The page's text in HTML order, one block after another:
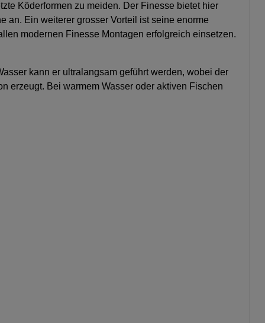
Köderformen zu meiden. Der Finesse bietet hier
an. Ein weiterer grosser Vorteil ist seine enorme
modernen Finesse Montagen erfolgreich einsetzen.
kann er ultralangsam geführt werden, wobei der
erzeugt. Bei warmem Wasser oder aktiven Fischen